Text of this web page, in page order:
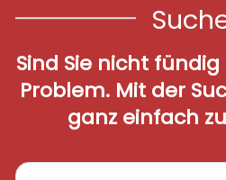
Sind Sie nicht
Problem. Mit der
ganz einfach